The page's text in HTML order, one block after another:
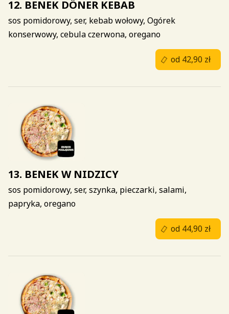
12. BENEK DÖNER KEBAB
sos pomidorowy, ser, kebab wołowy, Ogórek
konserwowy, cebula czerwona, oregano
13. BENEK W NIDZICY
sos pomidorowy, ser, szynka, pieczarki, salami,
papryka, oregano